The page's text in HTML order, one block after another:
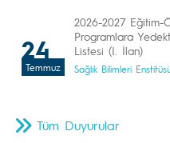
24
Temmuz
2026-2027 Eğitim-
Programlara
Listesi (I. İlan)
Sağlık Bilimleri
Tüm Duyurular